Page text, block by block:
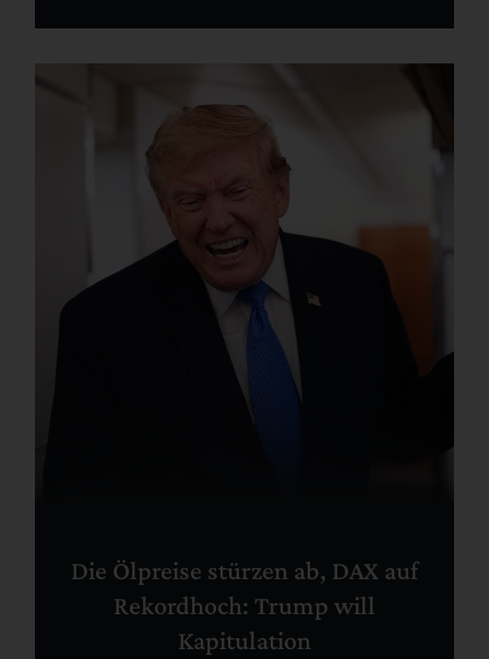
Die Ölpreise stürzen ab, DAX auf
Rekordhoch: Trump will
Kapitulation